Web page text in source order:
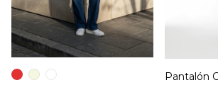
Pantalón